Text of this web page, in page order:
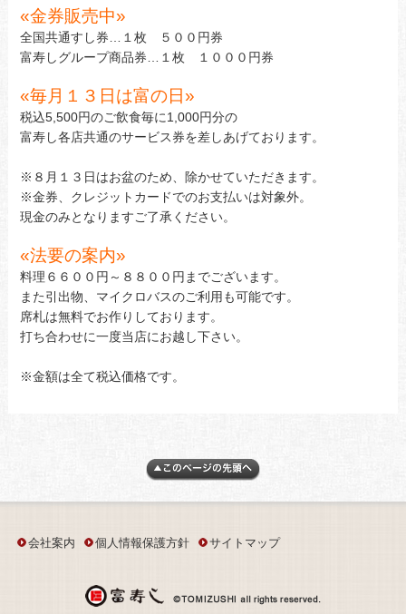
«金券販売中»
全国共通すし券…１枚 ５００円券
富寿しグループ商品券…１枚 １０００円券
«毎月１３日は富の日»
税込5,500円のご飲食毎に1,000円分の
富寿し各店共通のサービス券を差しあげております。
※８月１３日はお盆のため、除かせていただきます。
※金券、クレジットカードでのお支払いは対象外。
現金のみとなりますご了承ください。
«法要の案内»
料理６６００円～８８００円までございます。
また引出物、マイクロバスのご利用も可能です。
席札は無料でお作りしております。
打ち合わせに一度当店にお越し下さい。
※金額は全て税込価格です。
会社案内 個人情報保護方針 サイトマップ